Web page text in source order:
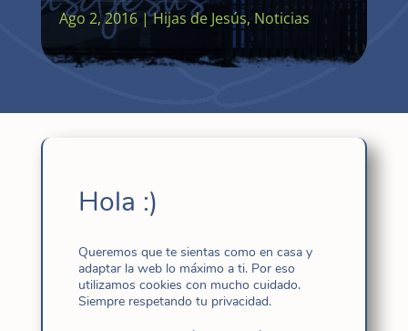
Ago 2, 2016|Hijas de Jesús,Noticias
Desde San Sebastián, Teresa Zugazabeitia fi
agosto, titulado «Tranquilísimamente
tranquila»
Hola :)
Queremos que te sientas como en casa y
adaptar la web lo máximo a ti. Por eso
utilizamos cookies con mucho cuidado.
Siempre respetando tu privacidad.